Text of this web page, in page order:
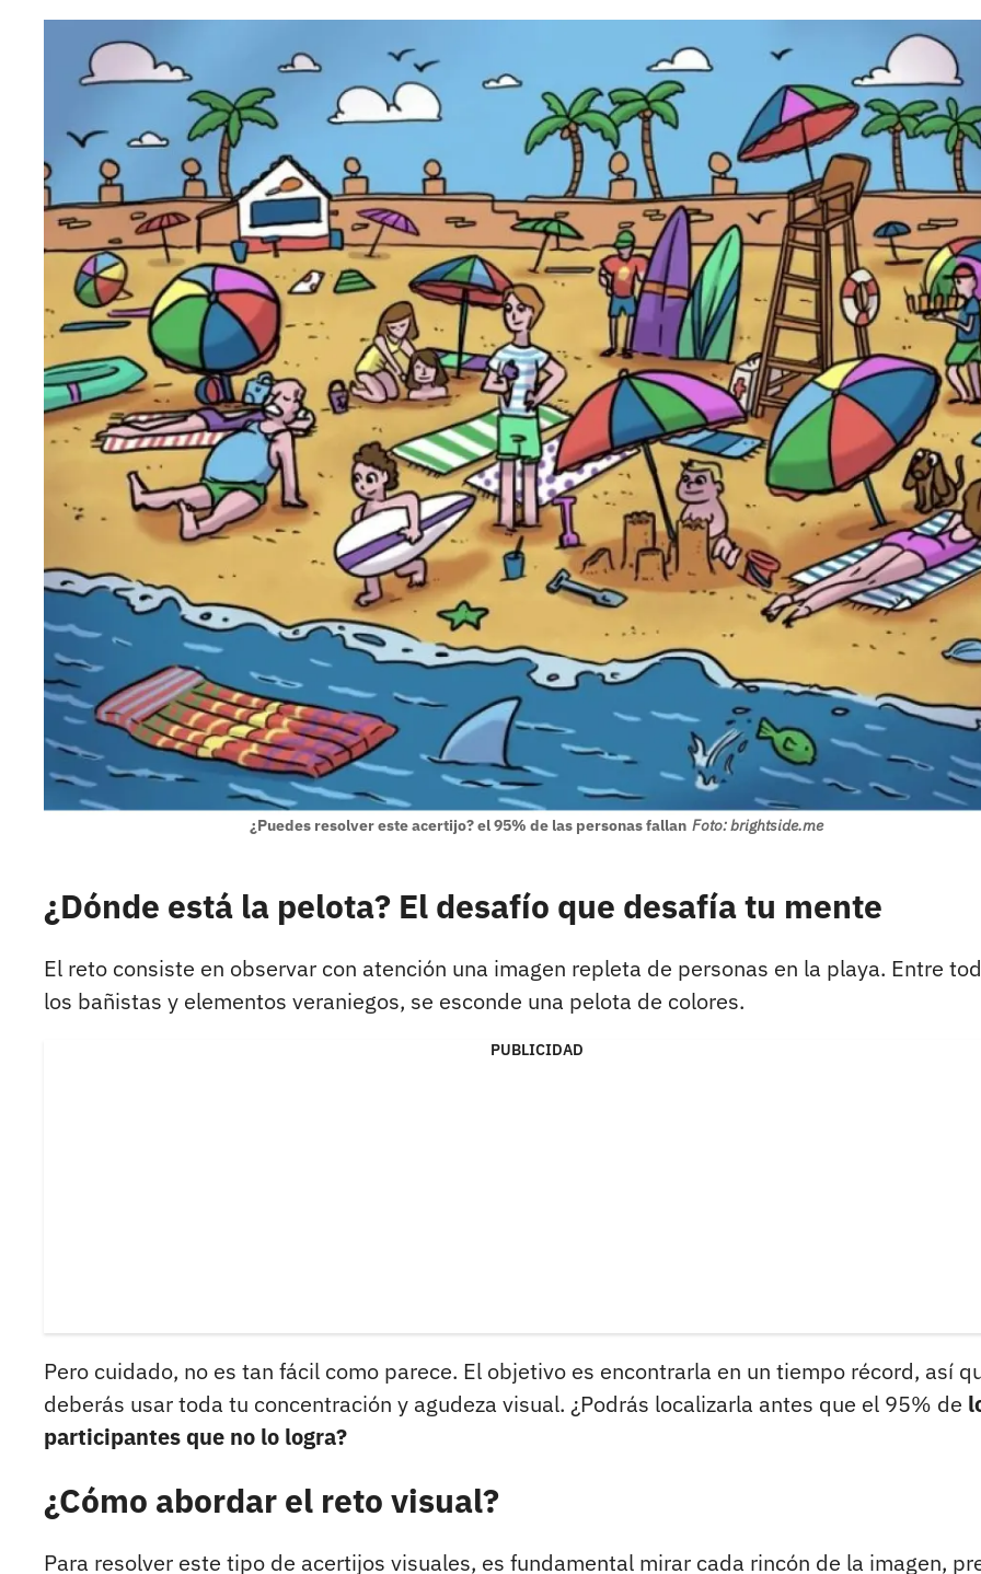
¿Puedes resolver este acertijo? el 95% de las personas fallan Foto: brightside.me
¿Dónde está la pelota? El desafío que desafía tu mente
El reto consiste en observar con atención una imagen repleta de personas en la playa. Entre
los bañistas y elementos veraniegos, se esconde una pelota de colores.
PUBLICIDAD
Pero cuidado, no es tan fácil como parece. El objetivo es encontrarla en un tiempo récord, así
deberás usar toda tu concentración y agudeza visual. ¿Podrás localizarla antes que el 95% de
participantes que no lo logra?
¿Cómo abordar el reto visual?
Para resolver este tipo de acertijos visuales, es fundamental mirar cada rincón de la imagen,